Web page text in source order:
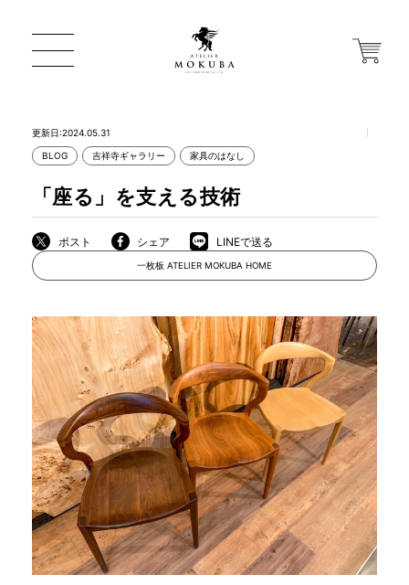
店舗から探す
MOKUBA について
商品情報
直営店
イベント
更新日:2024.05.31
BLOG 吉祥寺ギャラリー 家具のはなし
「座る」を支える技術
ポスト シェア LINEで送る
一枚板 ATELIER MOKUBA HOME